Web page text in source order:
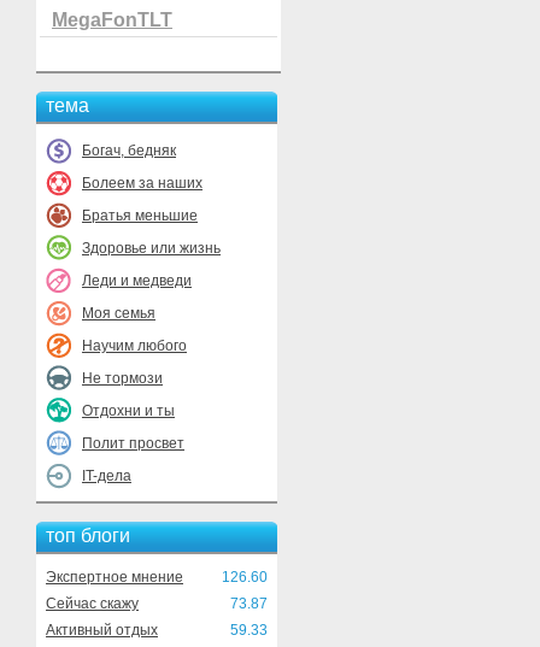
MegaFonTLT
тема
Богач, бедняк
Болеем за наших
Братья меньшие
Здоровье или жизнь
Леди и медведи
Моя семья
Научим любого
Не тормози
Отдохни и ты
Полит просвет
IT-дела
топ блоги
Экспертное мнение
126.60
Сейчас скажу
73.87
Активный отдых
59.33